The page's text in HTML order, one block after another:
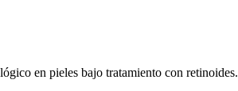
en pieles bajo tratamiento con retinoides.